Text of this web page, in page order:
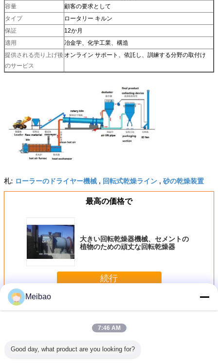
容量
顧客の要求として
タイプ
ロータリー キルン
保証
12か月
適用
冶金学、化学工業、構造
提供される売り上げ後
のサービス
オンライン サポート、依託し、訓練する分野の取付け
札: ローラーのドライヤー機械 , 回転式乾燥ライン , 砂の乾燥装置
最高の価格で
大きい回転乾燥器機械、セメントの
植物のための頑丈な回転乾燥器
続行
多く回転乾燥器機械
Meibao
7:46 AM
Good day, what product are you looking for?